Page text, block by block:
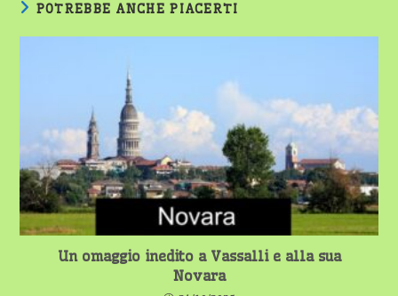
POTREBBE ANCHE PIACERTI
Un omaggio inedito a Vassalli e alla sua
Novara